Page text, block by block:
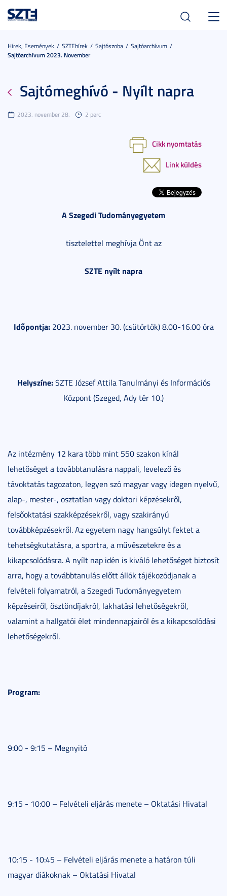
Hírek, Események SZTEhírek Sajtószoba
Sajtóarchívum
Sajtóarchívum 2023. November
Sajtómeghívó - Nyílt napra
2023. november 28. 2 perc
Cikk nyomtatás
Link küldés
A Szegedi Tudományegyetem
tisztelettel meghívja Önt az
SZTE nyílt napra
Időpontja:2023. november 30. (csütörtök) 8.00-16.00 óra
Helyszíne:SZTE József Attila Tanulmányi és Információs
Központ (Szeged, Ady tér 10.)
Az intézmény 12 kara több mint 550 szakon kínál
lehetőséget a továbbtanulásra nappali, levelező és
távoktatás tagozaton, legyen szó magyar vagy idegen nyelvű,
alap-, mester-, osztatlan vagy doktori képzésekről,
felsőoktatási szakképzésekről, vagy szakirányú
továbbképzésekről. Az egyetem nagy hangsúlyt fektet a
tehetségkutatásra, a sportra, a művészetekre és a
kikapcsolódásra. A nyílt nap idén is kiváló lehetőséget biztosít
arra, hogy a továbbtanulás előtt állók tájékozódjanak a
felvételi folyamatról, a Szegedi Tudományegyetem
képzéseiről, ösztöndíjakról, lakhatási lehetőségekről,
valamint a hallgatói élet mindennapjairól és a kikapcsolódási
lehetőségekről.
Program:
9:00 - 9:15 – Megnyitó
9:15 - 10:00 – Felvételi eljárás menete – Oktatási Hivatal
10:15 - 10:45 – Felvételi eljárás menete a határon túli
magyar diákoknak – Oktatási Hivatal